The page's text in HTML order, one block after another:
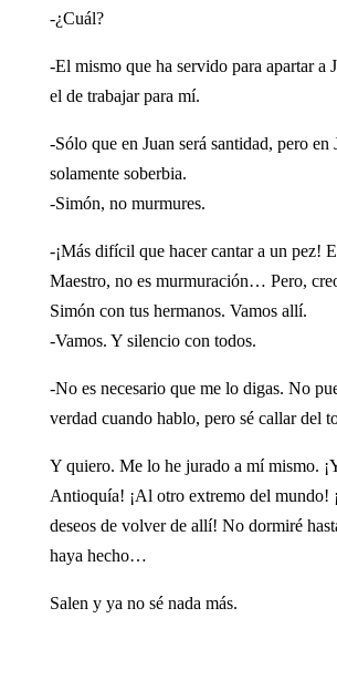
-¿Cuál?
-El mismo que ha servido para apartar a
el de trabajar para mí.
-Sólo que en Juan será santidad, pero en
solamente soberbia.
-Simón, no murmures.
-¡Más difícil que hacer cantar a un pez!
Maestro, no es murmuración… Pero,
Simón con tus hermanos. Vamos allí.
-Vamos. Y silencio con todos.
-No es necesario que me lo digas. No
verdad cuando hablo, pero sé callar del
Y quiero. Me lo he jurado a mí mismo.
Antioquía! ¡Al otro extremo del mundo!
deseos de volver de allí! No dormiré
haya hecho…
Salen y ya no sé nada más.